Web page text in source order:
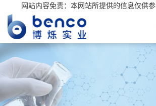
网站内容免责：本网站所提供的信息仅供